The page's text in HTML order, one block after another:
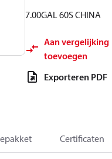
7.00GAL 60S CHINA
Aan vergelijking
toevoegen
Exporteren PDF
Certificaten